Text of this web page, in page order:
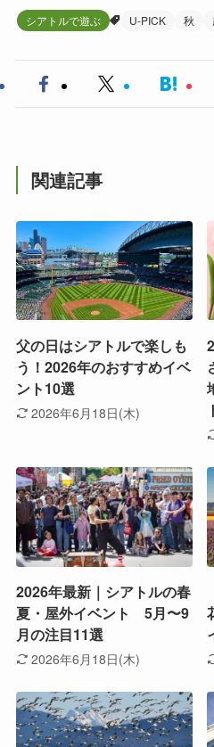
シアトルで遊ぶ U-PICK 秋
関連記事
父の日はシアトルで楽しも
う！2026年のおすすめイベ
ント10選
2026年6月18日(木)
2026年最新｜シアトルの春
夏・屋外イベント 5月〜9
月の注目11選
2026年6月18日(木)